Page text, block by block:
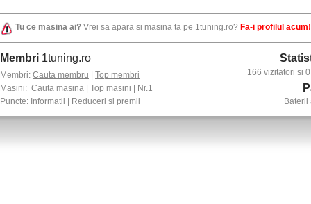
Tu ce masina ai? Vrei sa apara si masina ta pe 1tuning.ro? Fa-i profilul acum!
Membri 1tuning.ro
Membri: Cauta membru
Top membri
Masini: Cauta masina Top masini
Nr.1
Puncte: Informatii Reduceri si premii
166 vizitatori si